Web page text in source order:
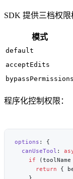
SDK 提供三档权限
模式
default
acceptEdits
bypassPermissions
程序化控制权限：
options
  canUseTool
:
    if
(toolName
      return
{